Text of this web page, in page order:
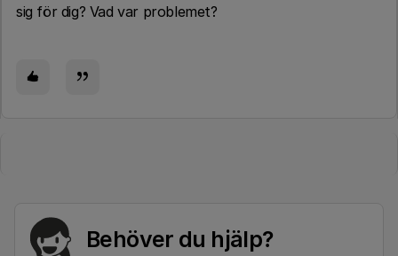
sig för dig? Vad var problemet?
Behöver du hjälp?